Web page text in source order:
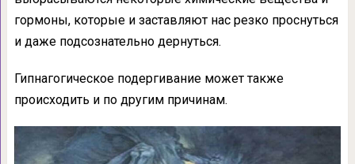
гормоны, которые и заставляют нас резко проснуться
и даже подсознательно дернуться.
Гипнагогическое подергивание может также
происходить и по другим причинам.